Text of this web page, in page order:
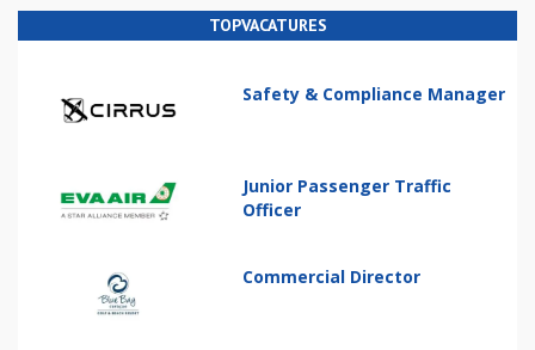
TOPVACATURES
Safety & Compliance Manager
Junior Passenger Traffic
Officer
Commercial Director